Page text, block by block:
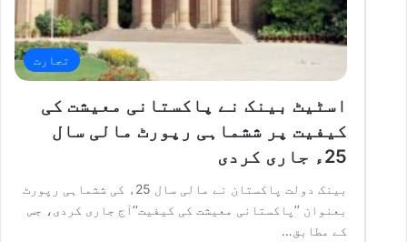
تجارت
اسٹیٹ بینک نے پاکستانی معیشت کی
کیفیت پر ششماہی رپورٹ مالی سال
25ء جاری کردی
بینک دولت پاکستان نے مالی سال 25ء کی ششماہی رپورٹ
بعنوان ’’پاکستانی معیشت کی کیفیت‘‘آج جاری کردی، جس
کے مطابق…